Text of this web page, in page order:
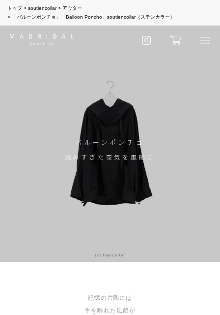
トップ soutiencollar
アウター
「バルーンポンチョ」「Balloon Poncho」soutiencollar（ステンカラー）
バルーンポンチョ
読みすぎた空気を風船に
記憶の片隅には
手を離れた風船が